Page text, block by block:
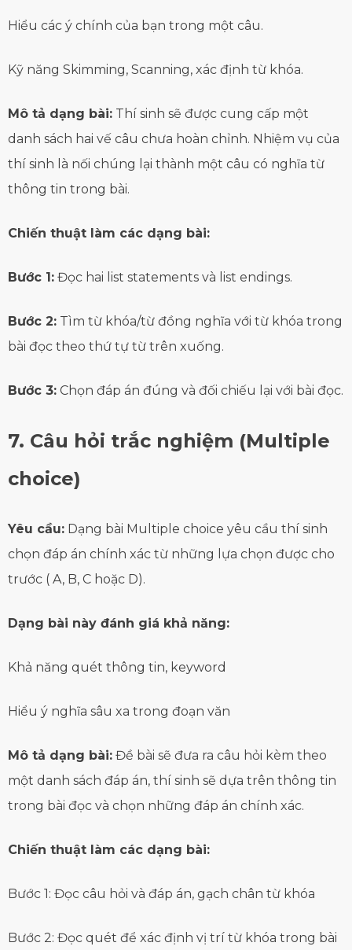
Hiểu các ý chính của bạn trong một câu.
Kỹ năng Skimming, Scanning, xác định từ khóa.
Mô tả dạng bài: Thí sinh sẽ được cung cấp một
danh sách hai vế câu chưa hoàn chỉnh. Nhiệm vụ của
thí sinh là nối chúng lại thành một câu có nghĩa từ
thông tin trong bài.
Chiến thuật làm các dạng bài:
Bước 1: Đọc hai list statements và list endings.
Bước 2: Tìm từ khóa/từ đồng nghĩa với từ khóa trong
bài đọc theo thứ tự từ trên xuống.
Bước 3: Chọn đáp án đúng và đối chiếu lại với bài đọc.
7. Câu hỏi trắc nghiệm (Multiple
choice)
Yêu cầu: Dạng bài Multiple choice yêu cầu thí sinh
chọn đáp án chính xác từ những lựa chọn được cho
trước ( A, B, C hoặc D).
Dạng bài này đánh giá khả năng:
Khả năng quét thông tin, keyword
Hiểu ý nghĩa sâu xa trong đoạn văn
Mô tả dạng bài: Đề bài sẽ đưa ra câu hỏi kèm theo
một danh sách đáp án, thí sinh sẽ dựa trên thông tin
trong bài đọc và chọn những đáp án chính xác.
Chiến thuật làm các dạng bài:
Bước 1: Đọc câu hỏi và đáp án, gạch chân từ khóa
Bước 2: Đọc quét để xác định vị trí từ khóa trong bài